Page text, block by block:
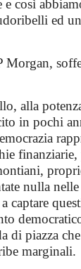
e così
ed
alla
in pochi
finanziarie,
nulla
captare
di piazza
marginali.